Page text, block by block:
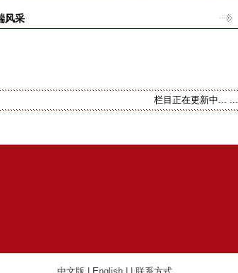
风采
栏目正在更新中... ...